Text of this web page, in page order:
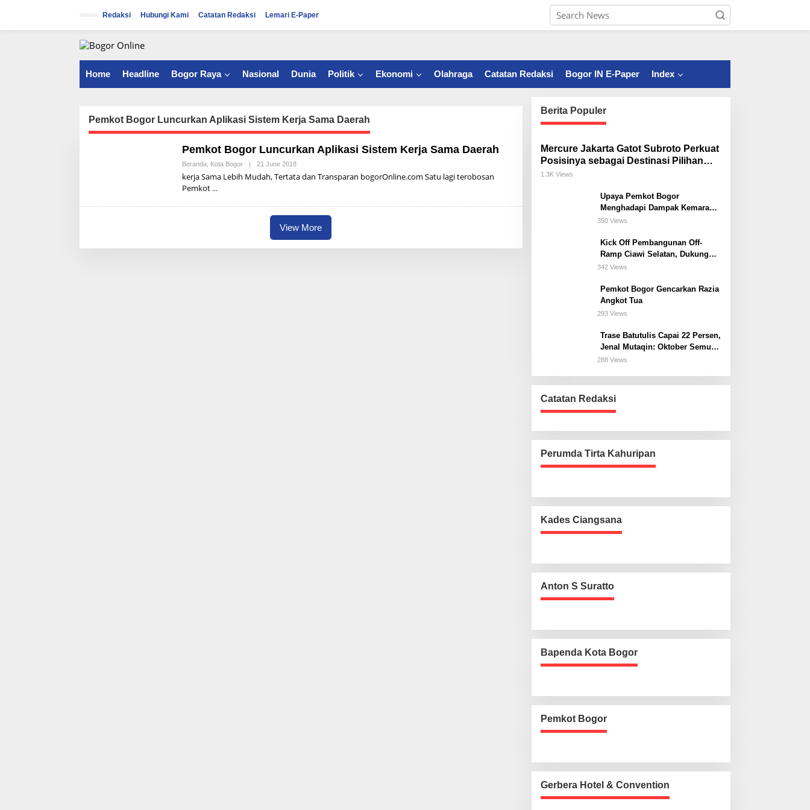
i
Redaksi Hubungi Kami Catatan Redaksi Lemari E-Paper
Home Headline Bogor Raya Nasional Dunia Politik Ekonomi Olahraga Catatan Redaksi Bogor IN E-Paper Index
Pemkot Bogor Luncurkan Aplikasi Sistem Kerja Sama Daerah
Pemkot Bogor Luncurkan Aplikasi Sistem Kerja Sama Daerah
Beranda, Kota Bogor 21 June 2018
R
U
N
I
kerja Sama Lebih Mudah, Tertata dan Transparan bogorOnline.com Satu lagi terobosan
Pemkot
View More
Berita Populer
Mercure Jakarta Gatot Subroto Perkuat
Posisinya sebagai Destinasi Pilihan
untuk Bisnis, Staycation, Meeting, dan
1.3K Views
Upaya Pemkot Bogor
Menghadapi Dampak Kemarau
Panjang
350 Views
Kick Off Pembangunan Off-
Ramp Ciawi Selatan, Dukung
Konektivitas Antarwilayah di
342 Views
Pemkot Bogor Gencarkan Razia
Angkot Tua
293 Views
Trase Batutulis Capai 22 Persen,
Jenal Mutaqin: Oktober Semua
Harus Beres
288 Views
Catatan Redaksi
Perumda Tirta Kahuripan
Kades Ciangsana
Anton S Suratto
Bapenda Kota Bogor
Pemkot Bogor
Gerbera Hotel & Convention